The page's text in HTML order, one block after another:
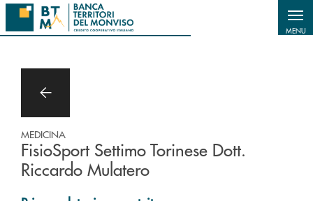
Salta al contenuto principale
MENU
MEDICINA
FisioSport Settimo Torinese Dott.
Riccardo Mulatero